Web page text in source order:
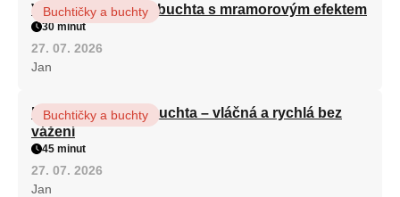
Vláčná olejová litá buchta s mramorovým efektem
Buchtičky a buchty
30 minut
27. 07. 2026
Jan
Hrnková maková buchta – vláčná a rychlá bez
vážení
Buchtičky a buchty
45 minut
27. 07. 2026
Jan